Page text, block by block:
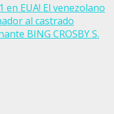
en EUA! El venezolano
al castrado
BING CROSBY S.